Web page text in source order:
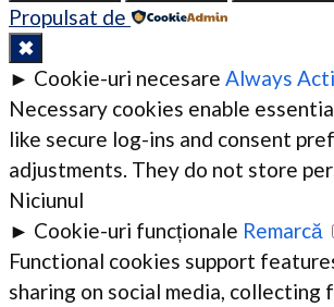
Propulsat de
✖
► Cookie-uri necesare Always
Necessary cookies enable
like secure log-ins and consent
adjustments. They do not store
Niciunul
► Cookie-uri funcționale Remarcă
Functional cookies support
sharing on social media, collecting